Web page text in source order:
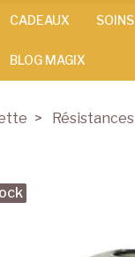
CADEAUX SOINS
BLOG MAGIX
Résistances